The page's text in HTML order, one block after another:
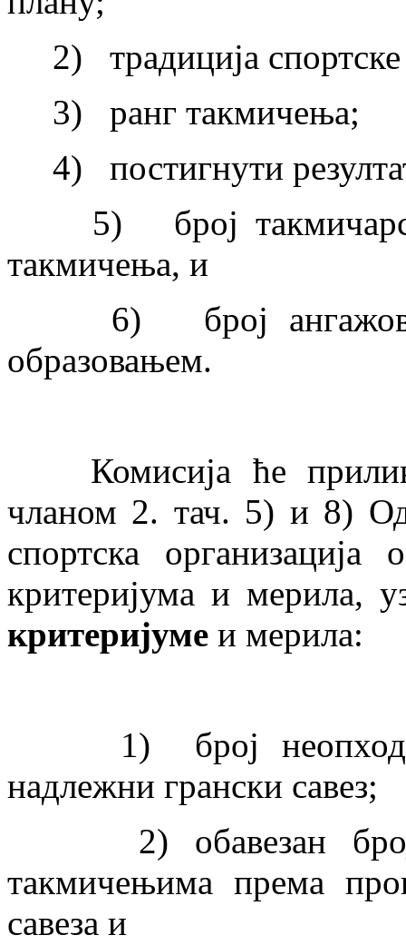
2) традиција спортске
3) ранг такмичења;
4) постигнути
5) број
такмичења, и
6) број
образовањем.
Комисија ће
чланом 2. тач. 5) и 8)
спортска
критеријума и мерила,
критеријуме и мерила:
1) број
надлежни грански савез;
2) обавезан број
такмичењима према
савеза и